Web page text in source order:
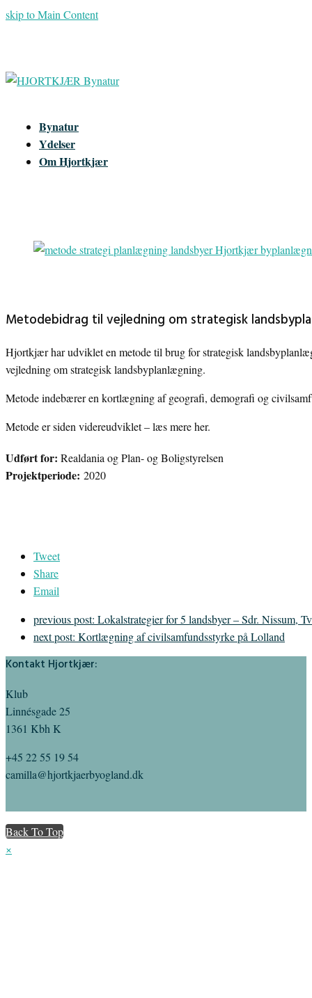
skip to Main Content
Bynatur
Ydelser
Om Hjortkjær
Metodebidrag til vejledning om strategisk
Hjortkjær har udviklet en metode til brug for strategisk
vejledning om strategisk landsbyplanlægning.
Metode indebærer en kortlægning af geografi, demografi og
Metode er siden videreudviklet – læs mere her.
Udført for: Realdania og Plan- og Boligstyrelsen
Projektperiode: 2020
Tweet
Share
Email
previous post: Lokalstrategier for 5 landsbyer – Sdr. Nissum,
next post: Kortlægning af civilsamfundsstyrke på Lolland
Kontakt Hjortkjær:
Klub
Linnésgade 25
1361 Kbh K
+45 22 55 19 54
camilla@hjortkjaerbyogland.dk
Back To Top
×